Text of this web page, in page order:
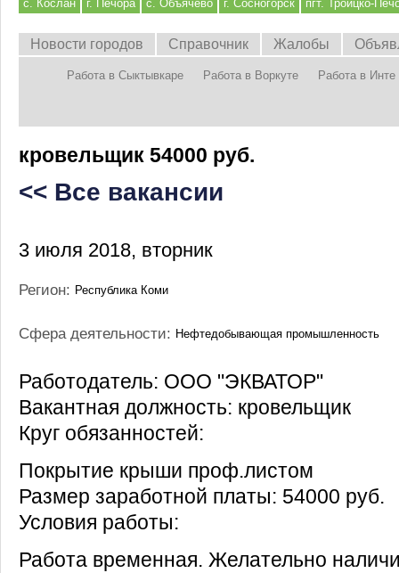
с. Кослан
г. Печора с. Объячево г. Сосногорск пгт. Троицко-
Новости городов Справочник Жалобы
Работа в Сыктывкаре Работа в Воркуте Работа в Инте
кровельщик 54000 руб.
<< Все вакансии
3 июля 2018, вторник
Регион: Республика Коми
Сфера деятельности: Нефтедобывающая промышленность
Работодатель: ООО "ЭКВАТОР"
Вакантная должность: кровельщик
Круг обязанностей:
Покрытие крыши проф.листом
Размер заработной платы: 54000 руб.
Условия работы:
Работа временная. Желательно